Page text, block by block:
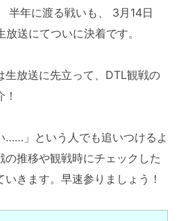
半年に渡る戦いも、 3月14日
放送にてついに決着です。
放送に先立って、DTL観戦の
」という人でも追いつけるよ
の推移や観戦時にチェックした
きます。早速参りましょう！